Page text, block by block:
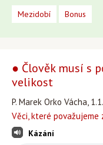
Mezidobí Bonus
● Člověk musí s
velikost
P. Marek Orko Vácha,
Věci, které považujeme
Kázání